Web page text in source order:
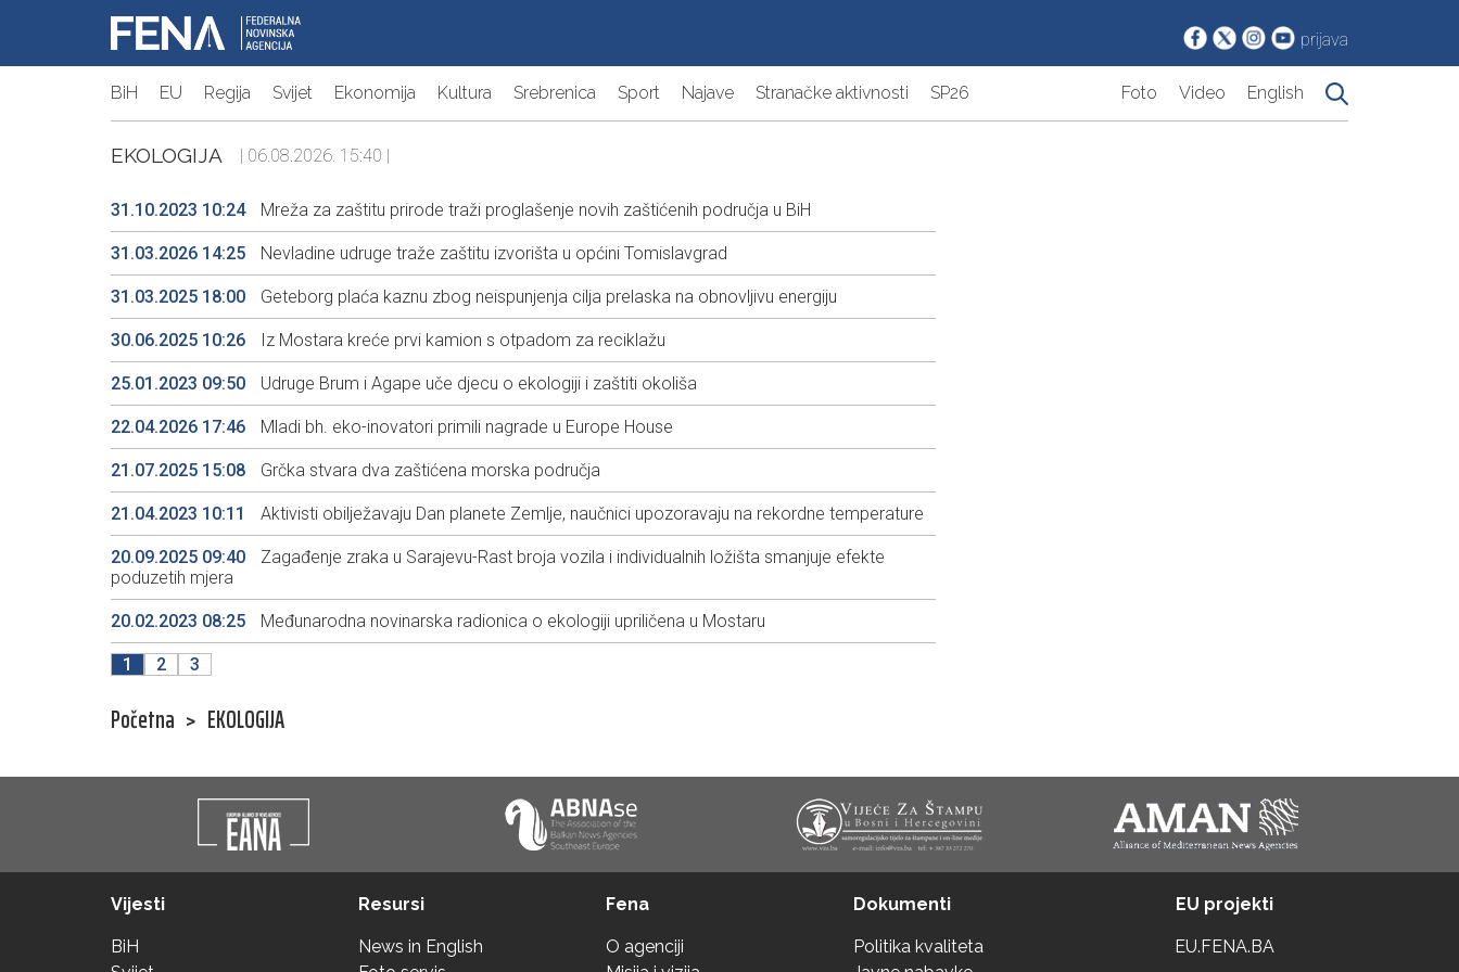
prijava
BiH EU Regija Svijet Ekonomija Kultura Srebrenica Sport Najave Stranačke aktivnosti SP26 Foto Video English
EKOLOGIJA | 06.08.2026. 15:40 |
31.10.2023 10:24 Mreža za zaštitu prirode traži proglašenje novih zaštićenih područja u BiH
31.03.2026 14:25 Nevladine udruge traže zaštitu izvorišta u općini Tomislavgrad
31.03.2025 18:00 Geteborg plaća kaznu zbog neispunjenja cilja prelaska na obnovljivu energiju
30.06.2025 10:26 Iz Mostara kreće prvi kamion s otpadom za reciklažu
25.01.2023 09:50 Udruge Brum i Agape uče djecu o ekologiji i zaštiti okoliša
22.04.2026 17:46 Mladi bh. eko-inovatori primili nagrade u Europe House
21.07.2025 15:08 Grčka stvara dva zaštićena morska područja
21.04.2023 10:11 Aktivisti obilježavaju Dan planete Zemlje, naučnici upozoravaju na rekordne temperature
20.09.2025 09:40
Zagađenje zraka u Sarajevu-Rast broja vozila i individualnih ložišta smanjuje efekte
poduzetih mjera
20.02.2023 08:25 Međunarodna novinarska radionica o ekologiji upriličena u Mostaru
1 2 3
Početna > EKOLOGIJA
Vijesti
BiH
Resursi
News in English
Fena
O agenciji
Dokumenti
Politika kvaliteta
EU projekti
EU.FENA.BA